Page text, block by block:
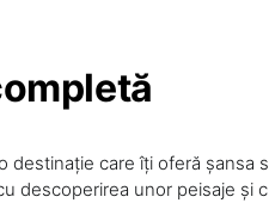
destinație care îți oferă șansa
descoperirea unor peisaje și